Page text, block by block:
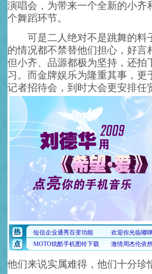
演唱会，为带来一个全新的小
个舞蹈环节。
可是二人绝对不是跳舞的料
的情况都不禁替他们担心，好
但小齐、品源都极为坚持，还拍
习。而金牌娱乐为隆重其事，更
记者招待会，到时大会更安排
他们来说实属难得，他们十分珍